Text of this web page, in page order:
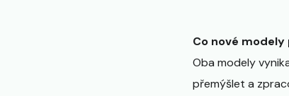
Co nové modely
Oba modely
přemýšlet a